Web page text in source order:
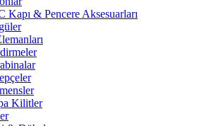
Kapı & Pencere Aksesuarları
Kilitler